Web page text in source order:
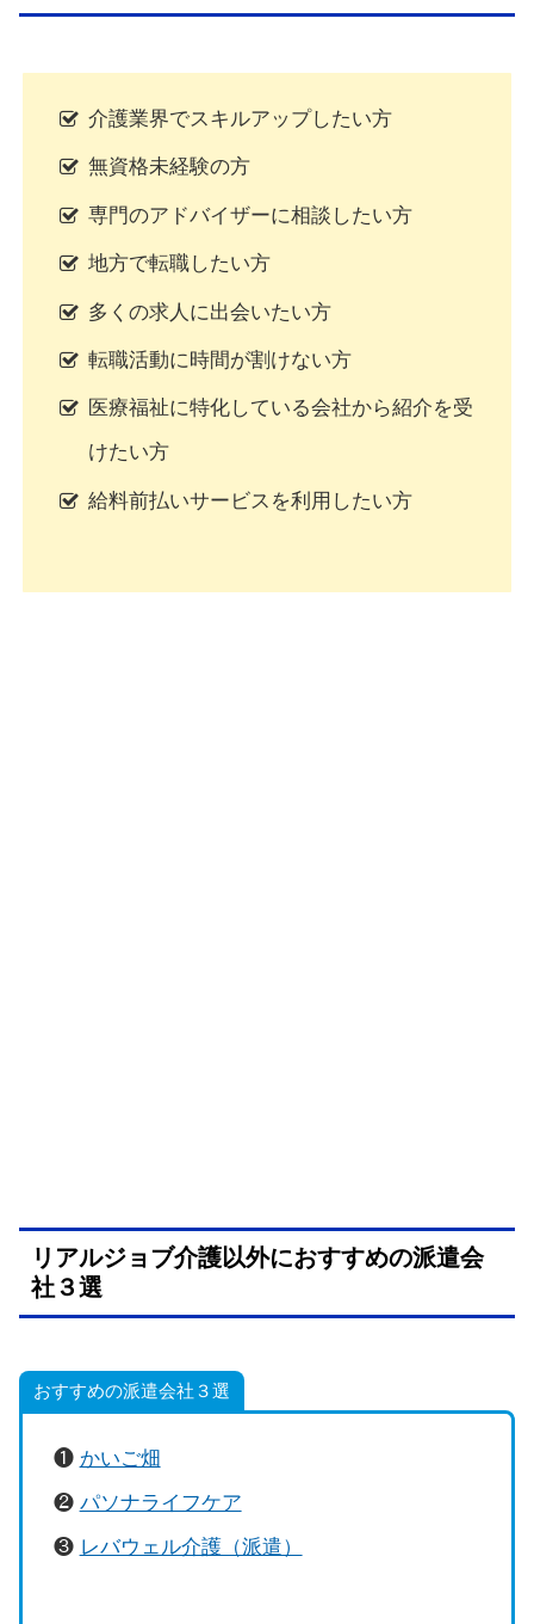
介護業界でスキルアップしたい方
無資格未経験の方
専門のアドバイザーに相談したい方
地方で転職したい方
多くの求人に出会いたい方
転職活動に時間が割けない方
医療福祉に特化している会社から紹介を受
けたい方
給料前払いサービスを利用したい方
リアルジョブ介護以外におすすめの派遣会
社３選
おすすめの派遣会社３選
❶ かいご畑
❷ パソナライフケア
❸ レバウェル介護（派遣）